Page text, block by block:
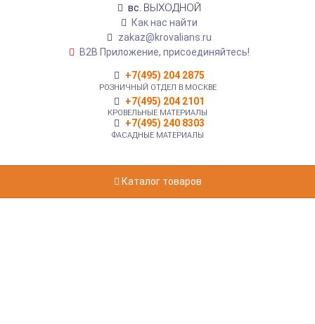
вс. ВЫХОДНОЙ
Как нас найти
zakaz@krovalians.ru
B2B Приложение, присоединяйтесь!
+7(495) 204 2875
РОЗНИЧНЫЙ ОТДЕЛ В МОСКВЕ
+7(495) 204 2101
КРОВЕЛЬНЫЕ МАТЕРИАЛЫ
+7(495) 240 8303
ФАСАДНЫЕ МАТЕРИАЛЫ
Каталог товаров